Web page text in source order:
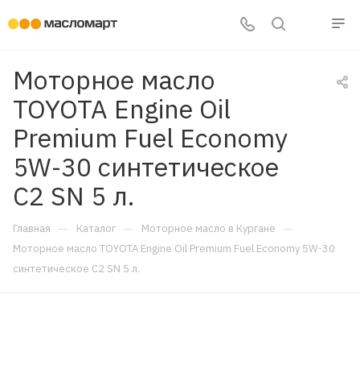
Моторное масло
TOYOTA Engine Oil
Premium Fuel Economy
5W-30 синтетическое
C2 SN 5 л.
Главная — Каталог — Моторное масло в Кургане —
Моторное масло TOYOTA Engine Oil Premium Fuel Economy 5W-30
синтетическое C2 SN 5 л.